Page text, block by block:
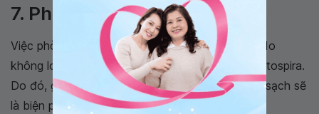
7. Phòng tránh Leptospira
Việc phòng Leptospira còn gặp nhiều khó khăn do
không loại trừ được hết các động vật nhiễm Leptospira.
Do đó, giữ gìn vệ sinh cơ thể, đảm bảo ăn uống sạch sẽ
là biện pháp hữu ích để phòng ngừa Leptospira.